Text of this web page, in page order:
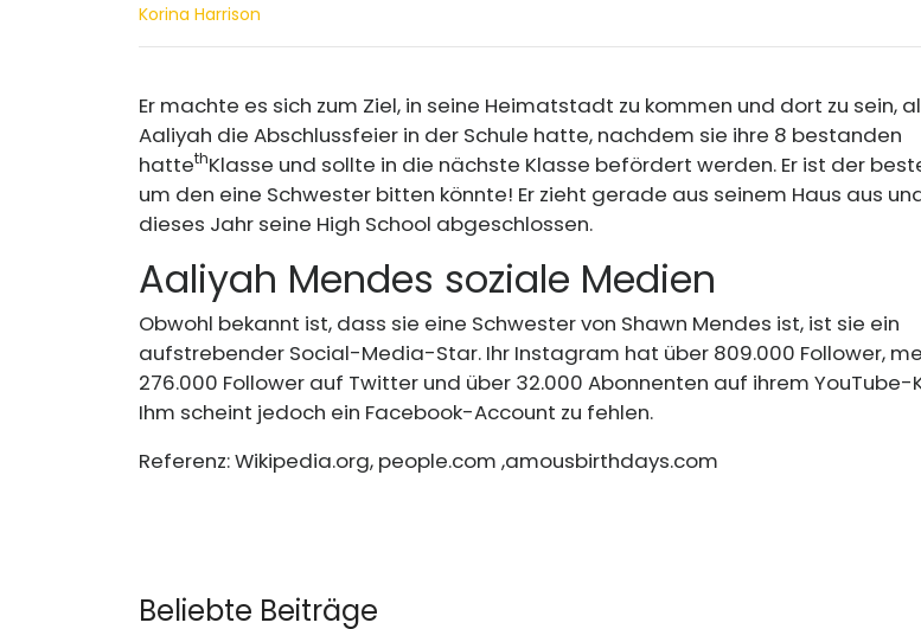
Korina Harrison
Er machte es sich zum Ziel, in seine Heimatstadt zu kommen und dort zu sein,
Aaliyah die Abschlussfeier in der Schule hatte, nachdem sie ihre 8 bestanden
hattethKlasse und sollte in die nächste Klasse befördert werden. Er ist der
um den eine Schwester bitten könnte! Er zieht gerade aus seinem Haus aus
dieses Jahr seine High School abgeschlossen.
Aaliyah Mendes soziale Medien
Obwohl bekannt ist, dass sie eine Schwester von Shawn Mendes ist, ist sie ein
aufstrebender Social-Media-Star. Ihr Instagram hat über 809.000 Follower,
276.000 Follower auf Twitter und über 32.000 Abonnenten auf ihrem YouTube-
Ihm scheint jedoch ein Facebook-Account zu fehlen.
Referenz:Wikipedia.org, people.com ,amousbirthdays.com
Beliebte Beiträge